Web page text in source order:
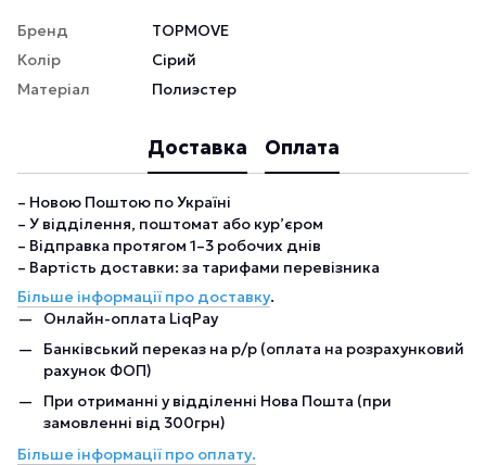
Бренд
TOPMOVE
Колір
Сірий
Матеріал
Полиэстер
Доставка Оплата
– Новою Поштою по Україні
– У відділення, поштомат або кур’єром
– Відправка протягом 1–3 робочих днів
– Вартість доставки: за тарифами перевізника
Більше інформації про доставку.
Онлайн-оплата LiqPay
Банківський переказ на р/р (оплата на розрахунковий
рахунок ФОП)
При отриманні у відділенні Нова Пошта (при
замовленні від 300грн)
Більше інформації про оплату.